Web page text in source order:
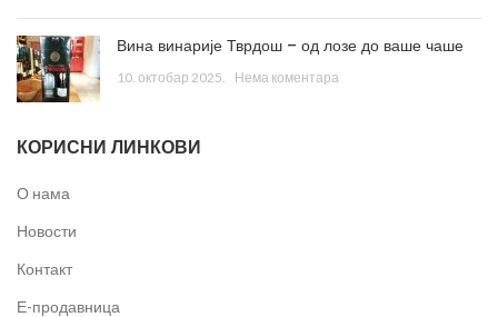
Вина винарије Тврдош – од лозе до ваше чаше
10. октобар 2025. Нема коментара
КОРИСНИ ЛИНКОВИ
О нама
Новости
Контакт
Е-продавница